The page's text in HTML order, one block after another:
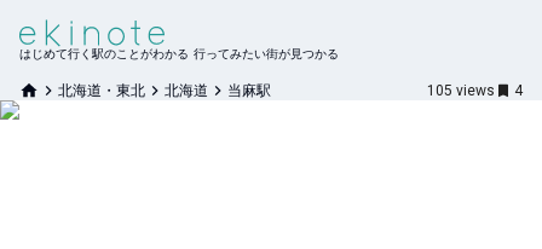
はじめて行く駅のことがわかる 行ってみたい街が見つかる
北海道・東北 北海道 当麻駅 105 views 4